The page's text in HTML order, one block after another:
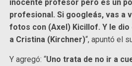
inocente profesor pero es un
profesional. Si googleás, vas a
fotos con (Axel) Kicillof. Y le dio
a Cristina (Kirchner)“, apuntó el
Y agregó: “Uno trata de no ir a